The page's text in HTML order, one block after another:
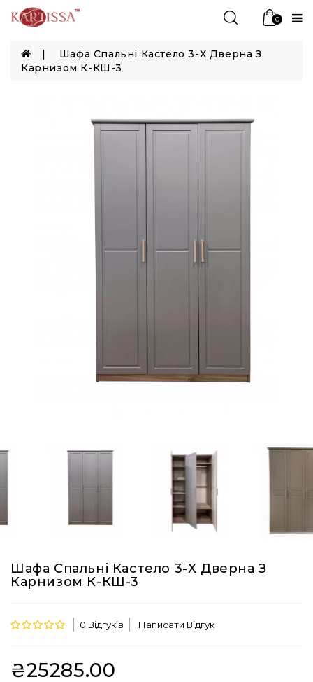
0
Шафа Спальні Кастело 3-Х Дверна З
Карнизом К-КШ-3
Шафа Спальні Кастело 3-Х Дверна З
Карнизом К-КШ-3
0 Відгуків Написати Відгук
₴25285.00